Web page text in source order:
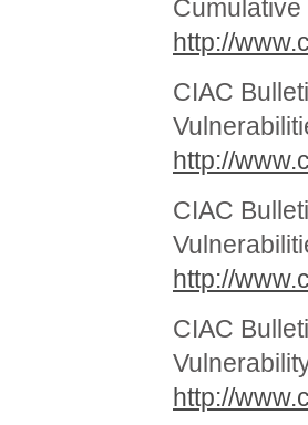
http://
CIAC
http://
CIAC
http://
CIAC
http://